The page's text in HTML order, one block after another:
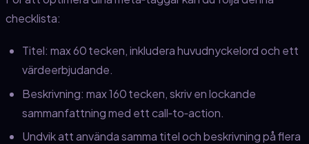
checklista:
Titel: max 60 tecken, inkludera huvudnyckelord och ett
värdeerbjudande.
Beskrivning: max 160 tecken, skriv en lockande
sammanfattning med ett call‑to‑action.
Undvik att använda samma titel och beskrivning på flera